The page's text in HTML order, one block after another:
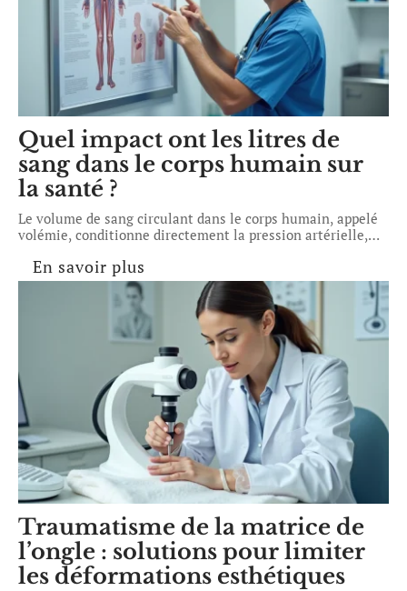
Quel impact ont les litres de
sang dans le corps humain sur
la santé ?
Le volume de sang circulant dans le corps humain, appelé
volémie, conditionne directement la pression artérielle,…
En savoir plus
Traumatisme de la matrice de
l’ongle : solutions pour limiter
les déformations esthétiques